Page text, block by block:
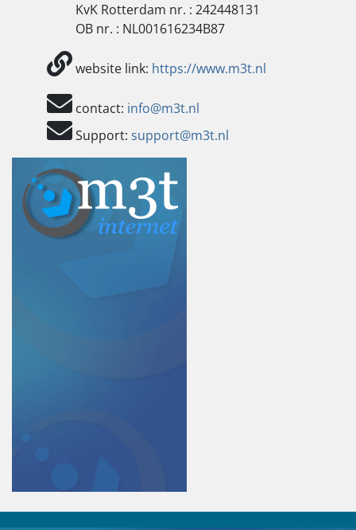
KvK Rotterdam nr. : 242448131
OB nr. : NL001616234B87
website link: https://www.m3t.nl
contact: info@m3t.nl
Support: support@m3t.nl